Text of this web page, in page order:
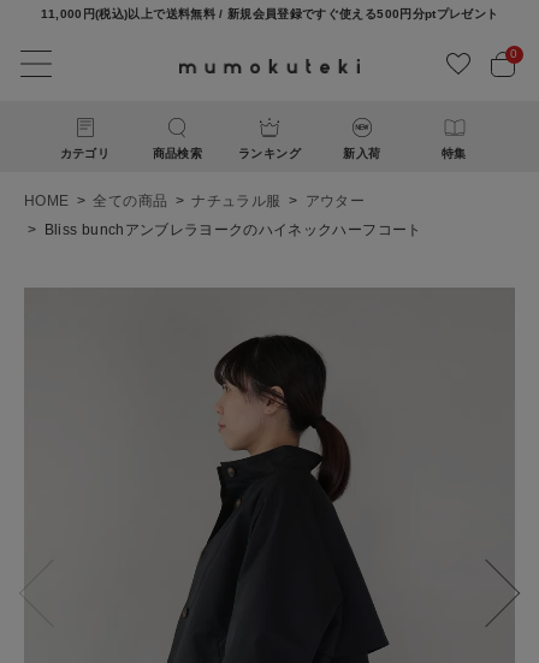
11,000円(税込)以上で送料無料 / 新規会員登録ですぐ使える500円分ptプレゼント
0
カテゴリ 商品検索 ランキング 新入荷 特集
HOME 全ての商品 ナチュラル服
アウター
Bliss bunchアンブレラヨークのハイネックハーフコート